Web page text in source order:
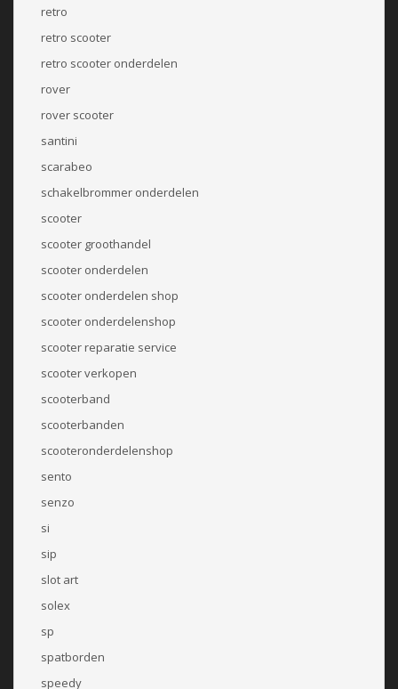
retro
retro scooter
retro scooter onderdelen
rover
rover scooter
santini
scarabeo
schakelbrommer onderdelen
scooter
scooter groothandel
scooter onderdelen
scooter onderdelen shop
scooter onderdelenshop
scooter reparatie service
scooter verkopen
scooterband
scooterbanden
scooteronderdelenshop
sento
senzo
si
sip
slot art
solex
sp
spatborden
speedy